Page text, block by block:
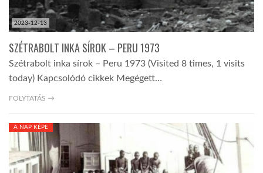
2023-12-13
SZÉTRABOLT INKA SÍROK – PERU 1973
Szétrabolt inka sírok – Peru 1973 (Visited 8 times, 1 visits
today) Kapcsolódó cikkek Megégett…
FOLYTATÁS →
A NAP KÉPE